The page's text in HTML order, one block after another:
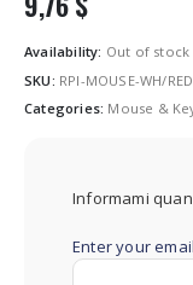
Availability: Out of stock
SKU: RPI-MOUSE-WH/RED
Categories: Mouse &
Informami
Enter your